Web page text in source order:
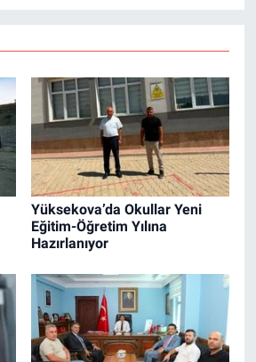
Yüksekova’da Okullar Yeni
Eğitim-Öğretim Yılına
Hazırlanıyor